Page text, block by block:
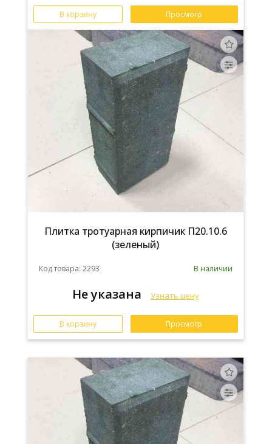
В корзину Просмотр
Плитка тротуарная кирпичик П20.10.6
(зеленый)
Код товара: 2293 В наличии
Не указана Узнать цену
В корзину Просмотр